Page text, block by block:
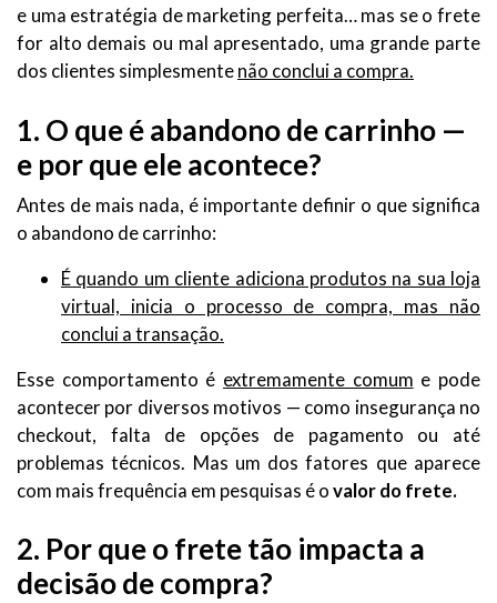
e uma estratégia de marketing perfeita… mas se o frete
for alto demais ou mal apresentado, uma grande parte
dos clientes simplesmentenão conclui a compra.
1. O que é abandono de carrinho —
e por que ele acontece?
Antes de mais nada, é importante definir o que significa
o abandono de carrinho:
É quando um cliente adiciona produtos na sua loja
virtual, inicia o processo de compra, mas não
conclui a transação.
Esse comportamento é extremamente comum e pode
acontecer por diversos motivos — como insegurança no
checkout, falta de opções de pagamento ou até
problemas técnicos. Mas um dos fatores que aparece
com mais frequência em pesquisas é ovalor do frete.
2. Por que o frete tão impacta a
decisão de compra?